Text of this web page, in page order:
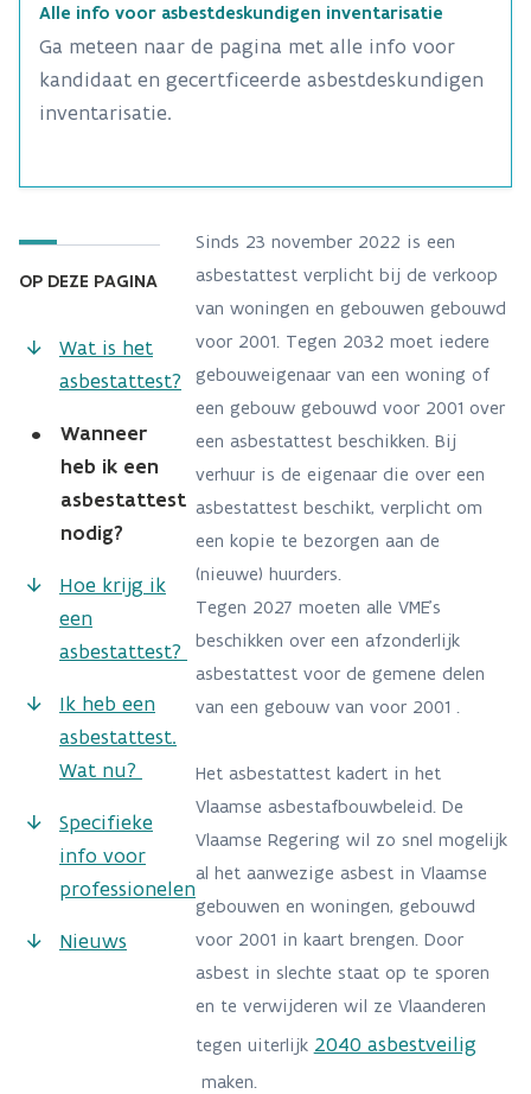
Alle info voor asbestdeskundigen inventarisatie
Ga meteen naar de pagina met alle info voor
kandidaat en gecertficeerde asbestdeskundigen
inventarisatie.
OP DEZE PAGINA
Wat is het
asbestattest?
•
Wanneer
heb ik een
asbestattest
nodig?
Hoe krijg ik
een
asbestattest?
Ik heb een
asbestattest.
Wat nu?
Specifieke
info voor
professionelen
Nieuws
Sinds 23 november 2022 is een
asbestattest verplicht bij de verkoop
van woningen en gebouwen gebouwd
voor 2001. Tegen 2032 moet iedere
gebouweigenaar van een woning of
een gebouw gebouwd voor 2001 over
een asbestattest beschikken. Bij
verhuur is de eigenaar die over een
asbestattest beschikt, verplicht om
een kopie te bezorgen aan de
(nieuwe) huurders.
Tegen 2027 moeten alle VME's
beschikken over een afzonderlijk
asbestattest voor de gemene delen
van een gebouw van voor 2001 .
Het asbestattest kadert in het
Vlaamse asbestafbouwbeleid. De
Vlaamse Regering wil zo snel mogelijk
al het aanwezige asbest in Vlaamse
gebouwen en woningen, gebouwd
voor 2001 in kaart brengen. Door
asbest in slechte staat op te sporen
en te verwijderen wil ze Vlaanderen
tegen uiterlijk 2040 asbestveilig
maken.